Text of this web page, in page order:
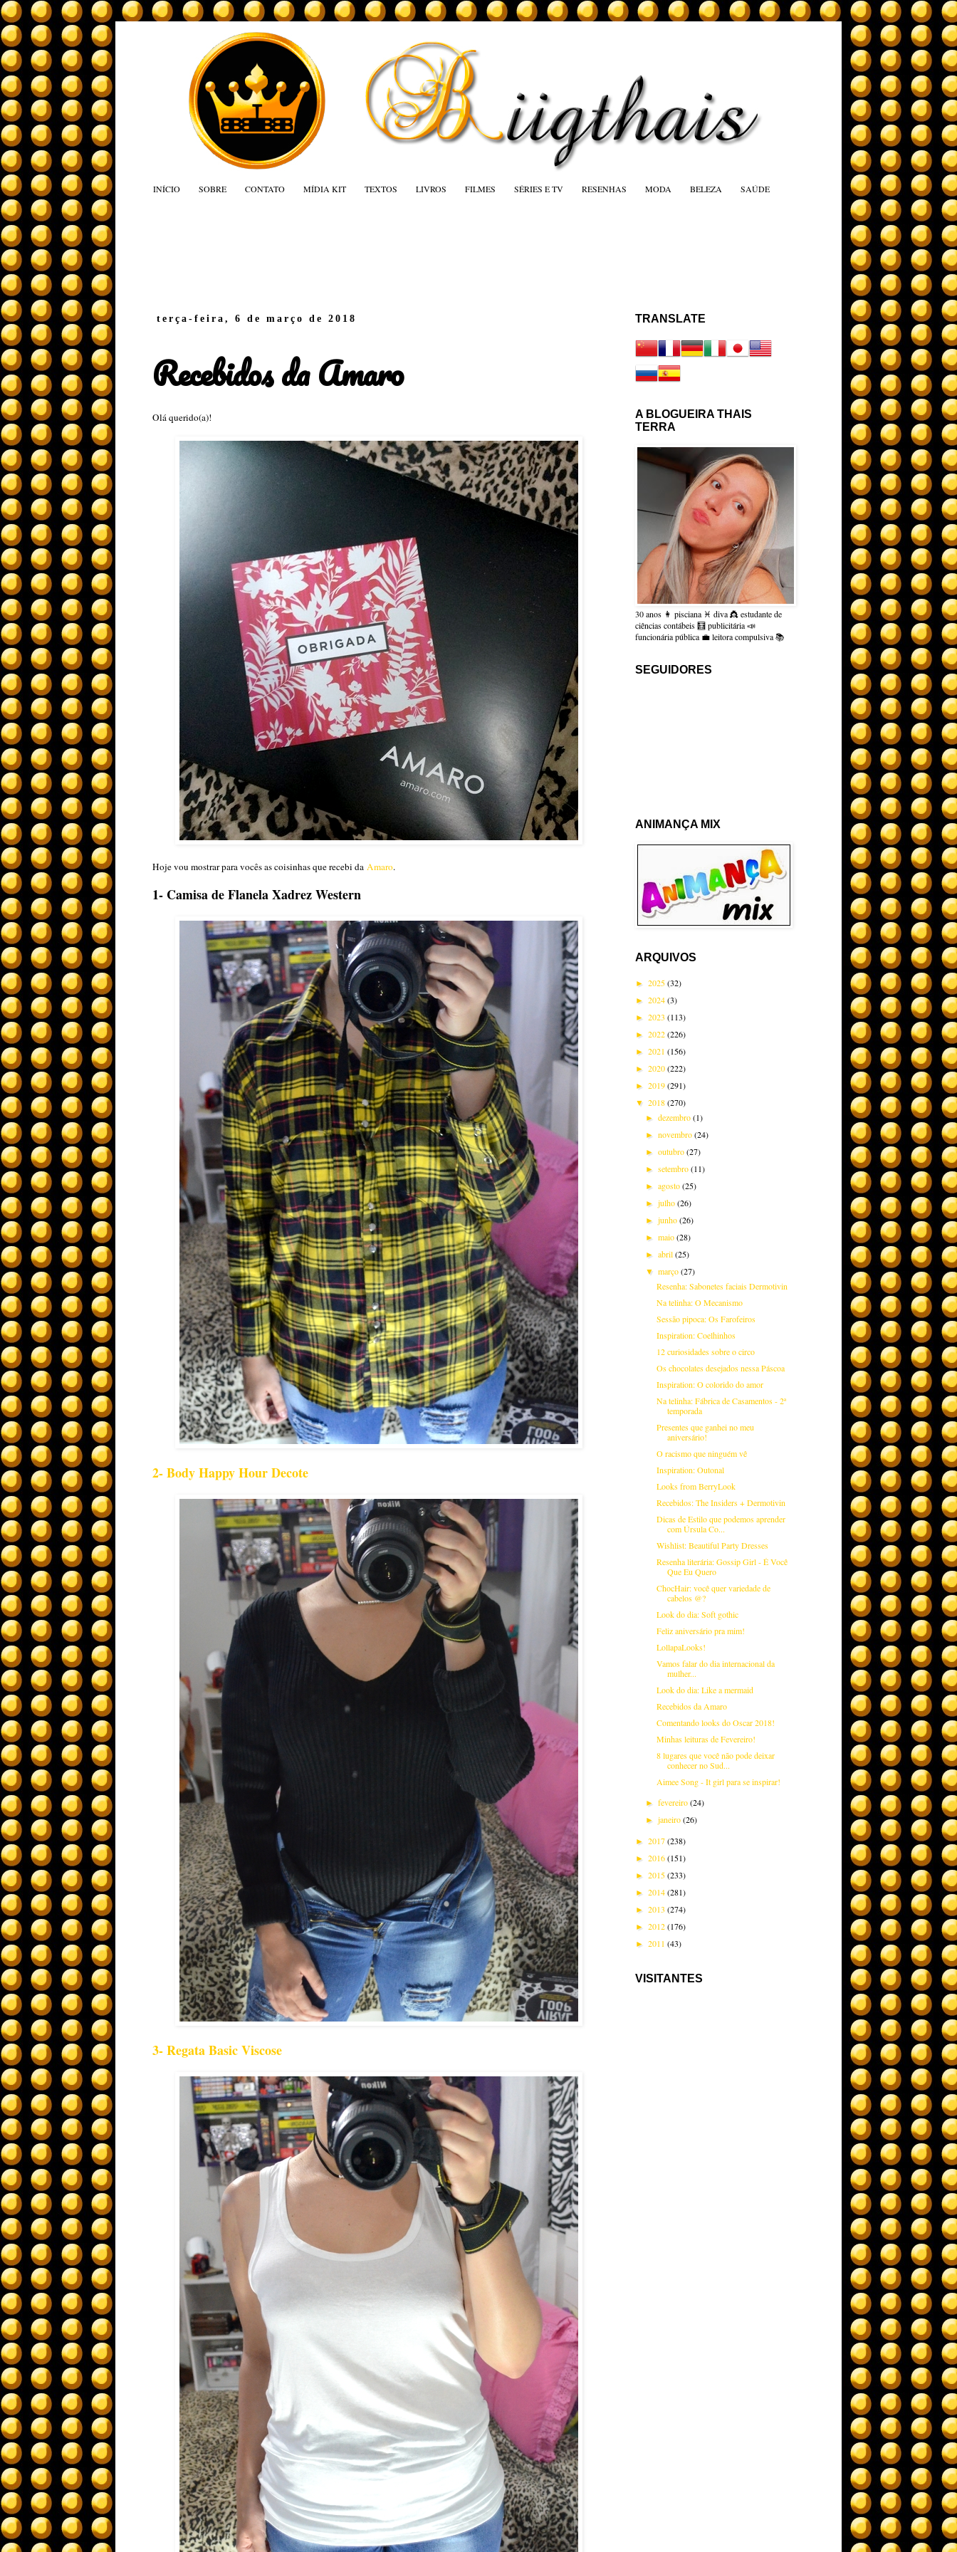
INÍCIO SOBRE CONTATO MÍDIA KIT TEXTOS LIVROS FILMES SÉRIES E TV RESENHAS MODA BELEZA SAÚDE
terça-feira, 6 de março de 2018
Recebidos da Amaro
Olá querido(a)!
Hoje vou mostrar para vocês as coisinhas que recebi da Amaro.
1- Camisa de Flanela Xadrez Western
2- Body Happy Hour Decote
3- Regata Basic Viscose
TRANSLATE
A BLOGUEIRA THAIS
TERRA
30 anos 👩 pisciana ♓ diva 👸 estudante de
ciências contábeis 🧮 publicitária 📣
funcionária pública 💼 leitora compulsiva 📚
SEGUIDORES
ANIMANÇA MIX
ARQUIVOS
► 2025(32)
► 2024(3)
► 2023 (113)
► 2022(226)
► 2021 (156)
► 2020(222)
► 2019(291)
▼ 2018(270)
►dezembro(1)
►novembro(24)
►outubro(27)
►setembro(11)
►agosto(25)
►julho(26)
►junho(26)
►maio(28)
►abril(25)
▼março(27)
Resenha: Sabonetes faciais Dermotivin
Na telinha: O Mecanismo
Sessão pipoca: Os Farofeiros
Inspiration: Coelhinhos
12 curiosidades sobre o circo
Os chocolates desejados nessa Páscoa
Inspiration: O colorido do amor
Na telinha: Fábrica de Casamentos - 2ª
temporada
Presentes que ganhei no meu
aniversário!
O racismo que ninguém vê
Inspiration: Outonal
Looks from BerryLook
Recebidos: The Insiders + Dermotivin
Dicas de Estilo que podemos aprender
com Úrsula Co...
Wishlist: Beautiful Party Dresses
Resenha literária: Gossip Girl - É Você
Que Eu Quero
ChocHair: você quer variedade de
cabelos @?
Look do dia: Soft gothic
Feliz aniversário pra mim!
LollapaLooks!
Vamos falar do dia internacional da
mulher...
Look do dia: Like a mermaid
Recebidos da Amaro
Comentando looks do Oscar 2018!
Minhas leituras de Fevereiro!
8 lugares que você não pode deixar
conhecer no Sud...
Aimee Song - It girl para se inspirar!
►fevereiro(24)
►janeiro(26)
► 2017(238)
► 2016(151)
► 2015(233)
► 2014(281)
► 2013 (274)
► 2012(176)
► 2011 (43)
VISITANTES